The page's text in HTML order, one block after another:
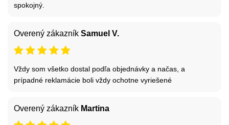
spokojný.
Overený zákazník Samuel V.
Vždy som všetko dostal podľa objednávky a načas, a
prípadné reklamácie boli vždy ochotne vyriešené
Overený zákazník Martina